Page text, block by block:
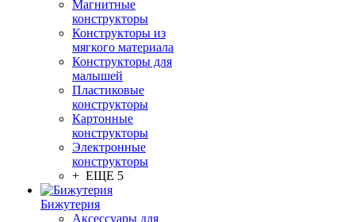
Магнитные
конструкторы
Конструкторы из
мягкого материала
Конструкторы для
малышей
Пластиковые
конструкторы
Картонные
конструкторы
Электронные
конструкторы
+ ЕЩЕ 5
Бижутерия
Аксессуары для